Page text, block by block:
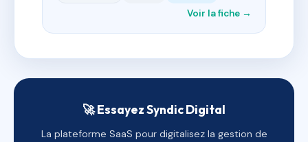
Voir la fiche →
🚀 Essayez Syndic Digital
La plateforme SaaS pour digitalisez la gestion de